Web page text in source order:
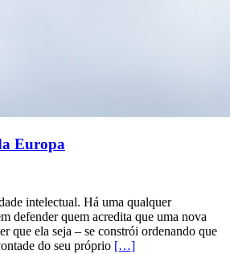
Europa
intelectual. Há uma qualquer
defender quem acredita que uma nova
que ela seja – se constrói ordenando que
do seu próprio […]